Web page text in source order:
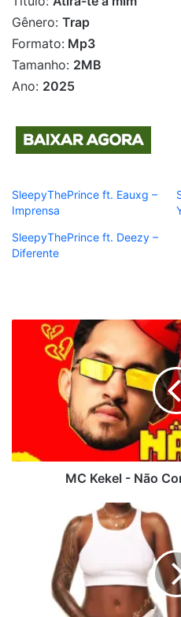
Gênero: Trap
Formato: Mp3
Tamanho: 2MB
Ano: 2025
SleepyThePrince ft. Eauxg –
Imprensa
SleepyThePrince ft. Deezy –
Diferente
Compensa
MC Kekel - Não